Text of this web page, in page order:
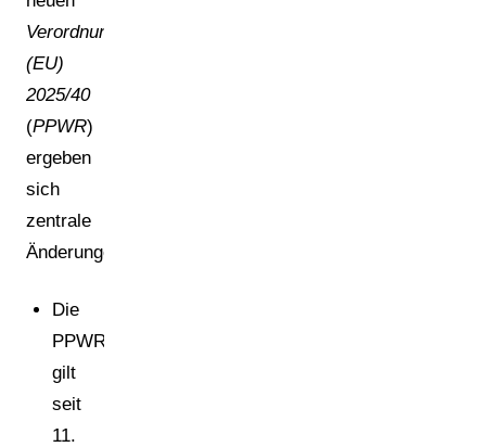
Verordnung
(EU)
2025/40
(PPWR)
ergeben
sich
zentrale
Änderungen:
Die
PPWR
gilt
seit
11.